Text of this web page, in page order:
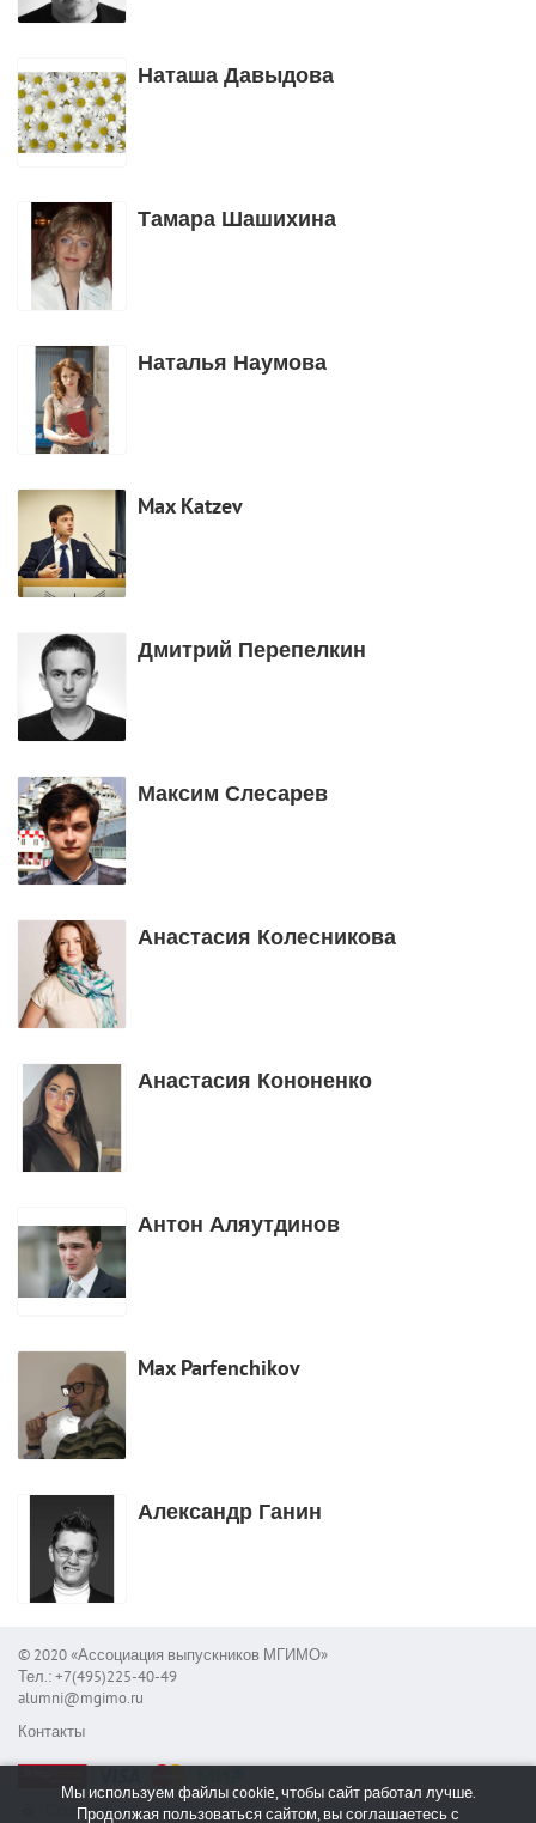
Наташа Давыдова
Тамара Шашихина
Наталья Наумова
Max Katzev
Дмитрий Перепелкин
Максим Слесарев
Анастасия Колесникова
Анастасия Кононенко
Антон Аляутдинов
Max Parfenchikov
Александр Ганин
© 2020 «Ассоциация выпускников МГИМО»
Тел.: +7(495)225-40-49
alumni@mgimo.ru
Контакты
Сообщить об ошибке
Мы используем файлы cookie, чтобы сайт работал лучше.
Продолжая пользоваться сайтом, вы соглашаетесь с